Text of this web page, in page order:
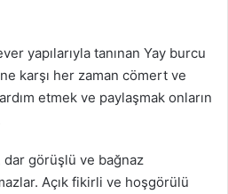
yapılarıyla tanınan Yay burcu
karşı her zaman cömert ve
etmek ve paylaşmak onların
görüşlü ve bağnaz
Açık fikirli ve hoşgörülü